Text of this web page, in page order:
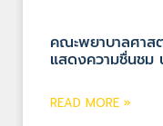
คณะพยาบาลศาส
แสดงความชื่นช
READ MORE »